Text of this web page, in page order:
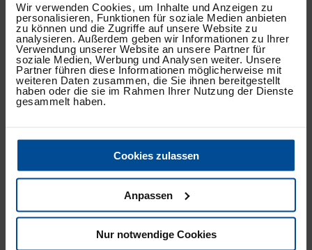
Wir verwenden Cookies, um Inhalte und Anzeigen zu
personalisieren, Funktionen für soziale Medien anbieten
zu können und die Zugriffe auf unsere Website zu
analysieren. Außerdem geben wir Informationen zu Ihrer
Verwendung unserer Website an unsere Partner für
soziale Medien, Werbung und Analysen weiter. Unsere
Partner führen diese Informationen möglicherweise mit
weiteren Daten zusammen, die Sie ihnen bereitgestellt
haben oder die sie im Rahmen Ihrer Nutzung der Dienste
gesammelt haben.
Cookies zulassen
Anpassen
Nur notwendige Cookies